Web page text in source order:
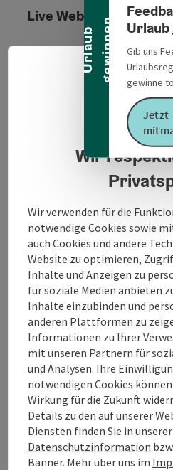
U
r
l
a
u
b
g
e
w
i
n
n
e n
Urlaub
Gib uns
gewinne
Jetzt
Live Webcam in ()
Letzte Aktualisierung
Beitrag drucken
powered byTOURDATA
Wir
Wir verwenden für die
notwendige Cookies sowie
auch Cookies und andere
Website zu optimieren,
Inhalte und Anzeigen zu
für soziale Medien anbieten
Inhalte einzubinden und
anderen Plattformen zu
Informationen zu Ihrer
mit unseren Partnern für
und Analysen. Ihre
notwendigen Cookies
Wirkung für die Zukunft
Details zu den auf unserer
Diensten finden Sie in unserer
Datenschutzinformation
Banner. Mehr über uns im